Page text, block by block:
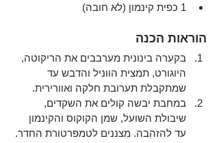
1 כפית קינמון (לא חובה)
הוראות הכנה
בקערה בינונית מערבבים את הריקוטה,
היוגורט, תמצית הווניל והדבש עד
שמתקבלת תערובת חלקה ואוורירית.
במחבת יבשה קולים את השקדים,
שיבולת השועל, שמן הקוקוס והקינמון
עד להזהבה. מצננים לטמפרטורת החדר.